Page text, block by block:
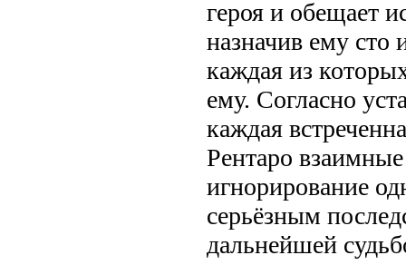
героя и обещает
назначив ему сто
каждая из
ему. Согласно
каждая
Рентаро взаимные
игнорирование
серьёзным
дальнейшей